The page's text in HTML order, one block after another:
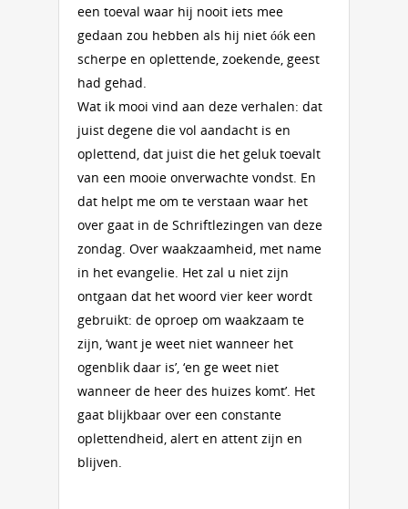
een toeval waar hij nooit iets mee
gedaan zou hebben als hij niet óók een
scherpe en oplettende, zoekende, geest
had gehad.
Wat ik mooi vind aan deze verhalen: dat
juist degene die vol aandacht is en
oplettend, dat juist die het geluk toevalt
van een mooie onverwachte vondst. En
dat helpt me om te verstaan waar het
over gaat in de Schriftlezingen van deze
zondag. Over waakzaamheid, met name
in het evangelie. Het zal u niet zijn
ontgaan dat het woord vier keer wordt
gebruikt: de oproep om waakzaam te
zijn, ‘want je weet niet wanneer het
ogenblik daar is’, ‘en ge weet niet
wanneer de heer des huizes komt’. Het
gaat blijkbaar over een constante
oplettendheid, alert en attent zijn en
blijven.